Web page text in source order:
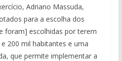
Adriano Massuda,
para a escolha dos
foram] escolhidas por terem
200 mil habitantes e uma
que permite implementar a